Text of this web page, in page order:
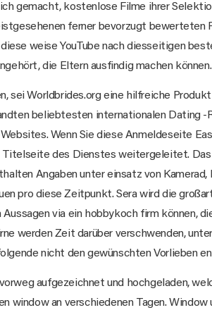
gemacht, kostenlose Filme ihrer
ferner bevorzugt bewerteten
weise YouTube nach diesseitigen
die Eltern ausfindig machen können.
sei Worldbrides.org eine hilfreiche
beliebtesten internationalen Dating -
Wenn Sie diese Anmeldeseite
Titelseite des Dienstes weitergeleitet.
Angaben unter einsatz von Kamerad,
pro diese Zeitpunkt. Sera wird die
via ein hobbykoch firm können,
werden Zeit darüber verschwenden,
nicht den gewünschten Vorlieben
aufgezeichnet und hochgeladen,
window an verschiedenen Tagen. Window